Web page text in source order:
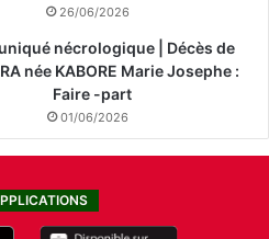
26/06/2026
nécrologique | Décès de
née KABORE Marie Josephe :
Faire -part
01/06/2026